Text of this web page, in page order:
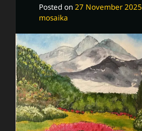
Posted on 27 November 2025
mosaika